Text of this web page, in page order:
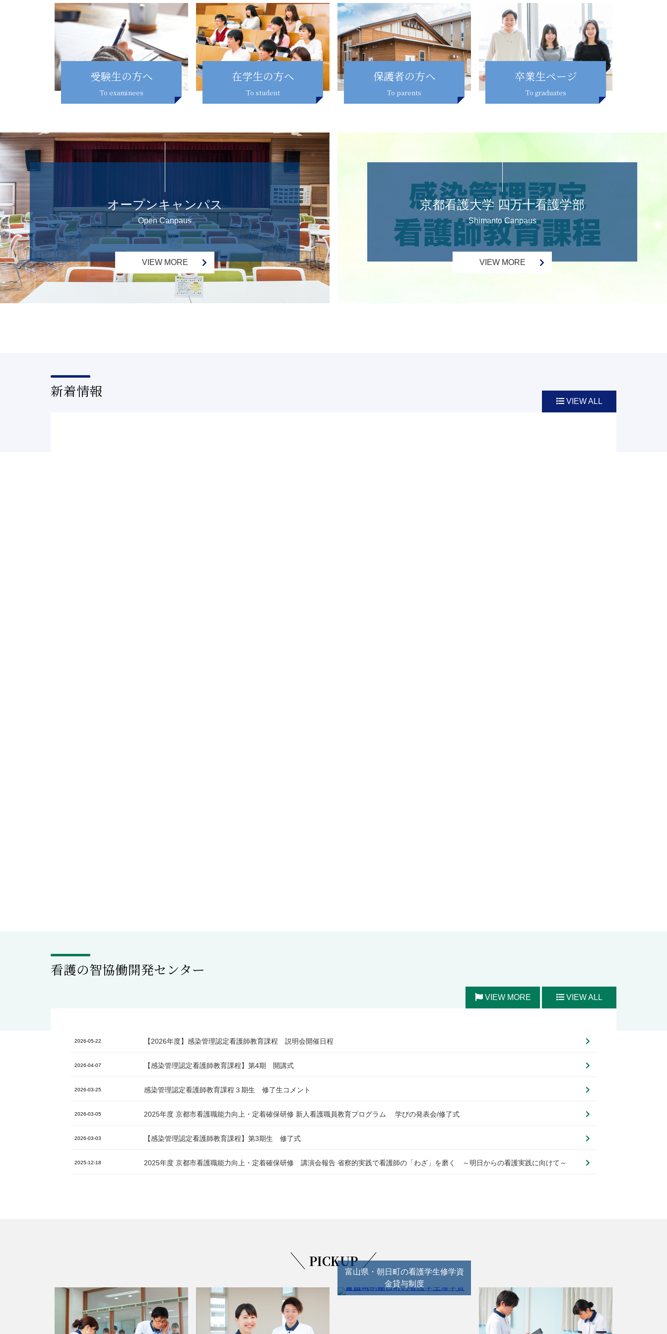
受験生の方へ
To examinees
在学生の方へ
To student
保護者の方へ
To parents
卒業生ページ
To graduates
オープンキャンパス
Open Canpaus
VIEW MORE
京都看護大学 四万十看護学部
Shimanto Canpaus
VIEW MORE
新着情報
VIEW ALL
看護の智協働開発センター
2026-05-22 【2026年度】感染管理認定看護師教育課程 説明会開催日程
2026-04-07 【感染管理認定看護師教育課程】第4期 開講式
2026-03-25 感染管理認定看護師教育課程３期生 修了生コメント
2026-03-05 2025年度 京都市看護職能力向上・定着確保研修 新人看護職員教育プログラム 学びの発表会/修了式
2026-03-03 【感染管理認定看護師教育課程】第3期生 修了式
2025-12-18 2025年度 京都市看護職能力向上・定着確保研修 講演会報告 省察的実践で看護師の「わざ」を磨く ～明日からの看護実践に向けて～
VIEW MORE VIEW ALL
PICKUP
富山県・朝日町の看護学生修学資
金貸与制度